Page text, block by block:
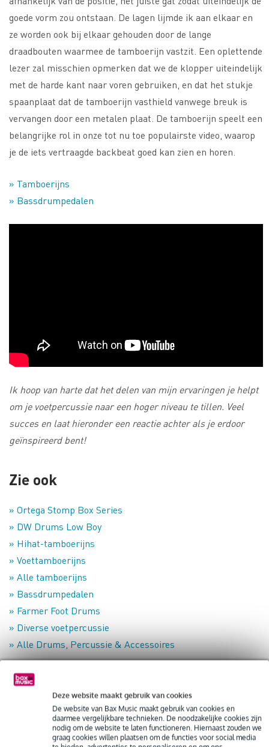
Deze website maakt gebruik van cookies
De website van Bax Music maakt gebruik van cookies en
daarmee vergelijkbare technieken. De noodzakelijke cookies zijn
nodig om de website te laten functioneren. Hiernaast zouden we
graag cookies willen plaatsen om de functies voor social media
goede vorm zou ontstaan. De lagen lijmde ik aan elkaar en
ze worden ook bij elkaar gehouden door de lange
draadbouten waarmee de tamboerijn vastzit. Een oplettende
lezer zal misschien opmerken dat we de klopper uiteindelijk
met de harde kant naar voren gebruiken, en dat het stukje
spaanplaat dat de tamboerijn vasthield vanwege breuk is
vervangen door een metalen plaat. De tamboerijn speelt een
belangrijke rol in onze tot nu toe populairste video, waarop
je de iets vertraagde backbeat goed kan zien en horen.
» Tamboerijns
» Bassdrumpedalen
Ik hoop van harte dat het delen van mijn ervaringen je helpt
om je voetpercussie naar een hoger niveau te tillen. Veel
succes en laat hieronder een reactie achter als je erdoor
geïnspireerd bent!
Zie ook
» Ortega Stomp Box Series
» DW Drums Low Boy
» Hihat-tamboerijns
» Voettamboerijns
» Alle tamboerijns
» Bassdrumpedalen
» Farmer Foot Drums
» Diverse voetpercussie
» Alle Drums, Percussie & Accessoires
» Succesvol opnemen in de studio – Zo doet een muzikant
» Een akoestisch optreden opnemen voor YouTube – Zo doe
» Low volume cymbals – Wat kun je er (niet) mee?